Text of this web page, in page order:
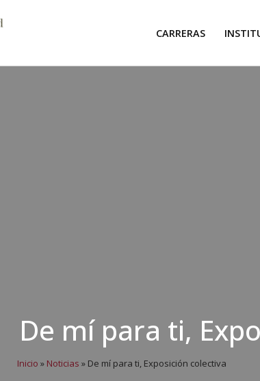
CARRERAS
De mí para ti,
Inicio » Noticias » De mí para ti, Exposición colectiva